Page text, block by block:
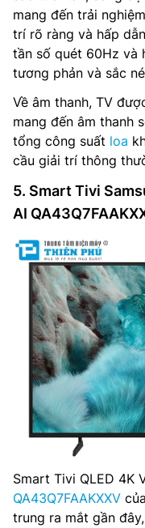
mang đến trải
trí rõ ràng và hấp
tần số quét 60Hz và
tương phản và sắc
Về âm thanh, TV
mang đến âm thanh
tổng công suất loa
cầu giải trí thông
5. Smart Tivi
AI
Smart Tivi QLED 4K
QA43Q7FAAKXXV
trung ra mắt gần